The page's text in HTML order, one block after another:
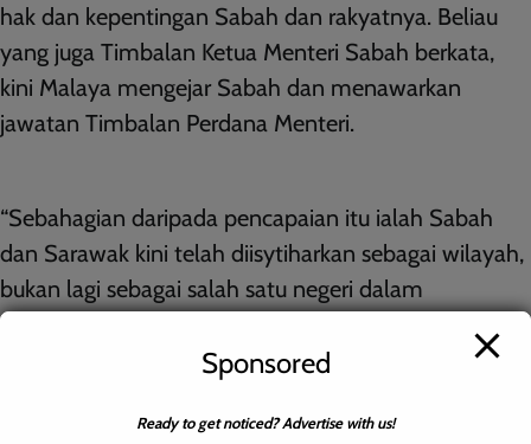
hak dan kepentingan Sabah dan rakyatnya. Beliau
yang juga Timbalan Ketua Menteri Sabah berkata,
kini Malaya mengejar Sabah dan menawarkan
jawatan Timbalan Perdana Menteri.
“Sebahagian daripada pencapaian itu ialah Sabah
dan Sarawak kini telah diisytiharkan sebagai wilayah,
bukan lagi sebagai salah satu negeri dalam
persekutuan. Ini satu langkah yang dilihat sebagai
pengiktirafan kedudukan kita sebagai rakan kongsi
Sponsored
Ready to get noticed? Advertise with us!